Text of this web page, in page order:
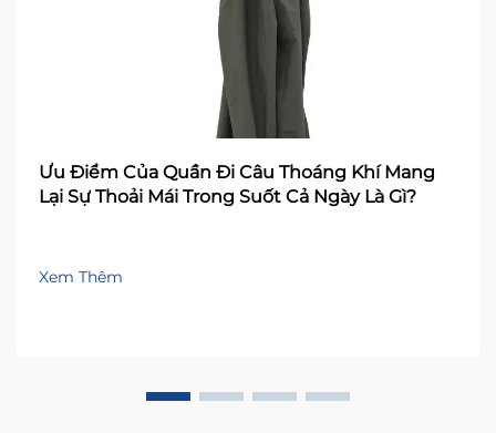
Ưu Điểm Của Quần Đi Câu Thoáng Khí Mang
Lại Sự Thoải Mái Trong Suốt Cả Ngày Là Gì?
Xem Thêm